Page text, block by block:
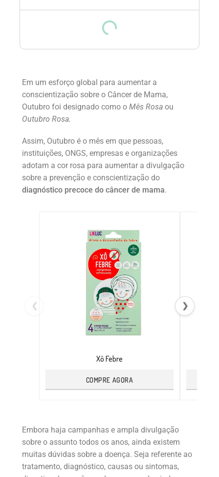
Em um esforço global para aumentar a
conscientização sobre o Câncer de Mama,
Outubro foi designado como o Mês Rosa ou
Outubro Rosa.
Assim, Outubro é o mês em que pessoas,
instituições, ONGS, empresas e organizações
adotam a cor rosa para aumentar a divulgação
sobre a prevenção e conscientização do
diagnóstico precoce do câncer de mama.
❮
Xô Febre
COMPRE AGORA
❯
Embora haja campanhas e ampla divulgação
sobre o assunto todos os anos, ainda existem
muitas dúvidas sobre a doença. Seja referente ao
tratamento, diagnóstico, causas ou sintomas,